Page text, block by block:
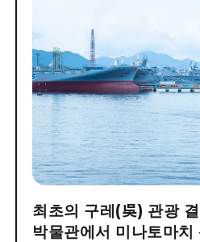
최초의 구레(吳) 관광
박물관에서 미나토마